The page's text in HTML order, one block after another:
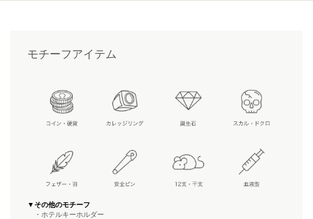
モチーフアイテム
▼その他のモチーフ
・ホテルキーホルダー